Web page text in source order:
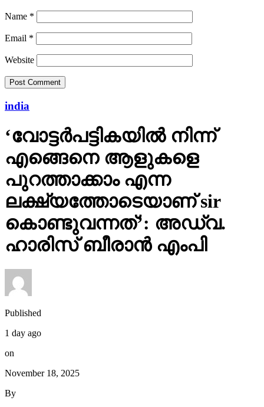
Name *
Email *
Website
india
‘വോട്ടര്‍പട്ടികയില്‍ നിന്ന്
എങ്ങെനെ ആളുകളെ
പുറത്താക്കാം എന്ന
ലക്ഷ്യത്തോടെയാണ് sir
കൊണ്ടുവന്നത്’: അഡ്വ.
ഹാരിസ് ബീരാൻ എംപി
Published
1 day ago
on
November 18, 2025
By